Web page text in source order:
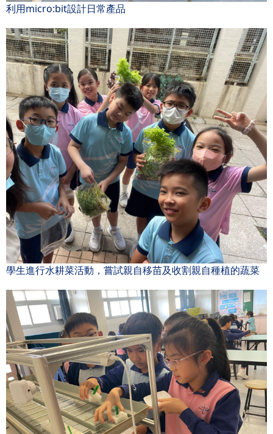
利用micro:bit設計日常產品
學生進行水耕菜活動，嘗試親自移苗及收割親自種植的蔬菜